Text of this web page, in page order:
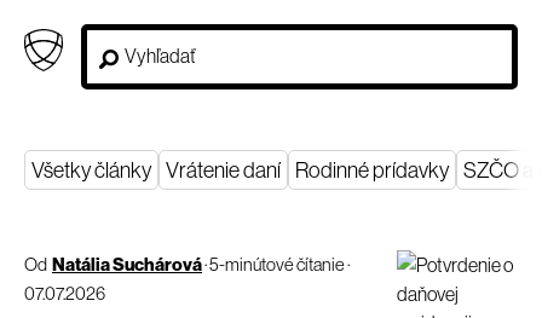
Všetky články Vrátenie daní Rodinné prídavky SZČO a
Od Natália Suchárová·5-minútové čítanie·
07.07.2026